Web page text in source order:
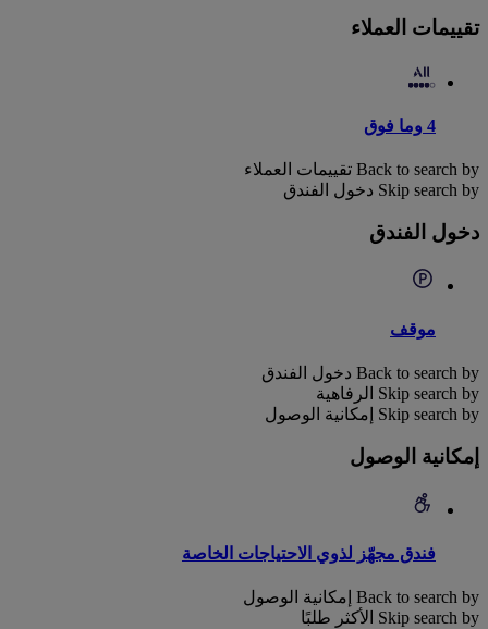
تقييمات العملاء
4 وما فوق
Back to search by تقييمات العملاء
Skip search by دخول الفندق
دخول الفندق
موقف
Back to search by دخول الفندق
Skip search by الرفاهية
Skip search by إمكانية الوصول
إمكانية الوصول
فندق مجهّز لذوي الاحتياجات الخاصة
Back to search by إمكانية الوصول
Skip search by الأكثر طلبًا